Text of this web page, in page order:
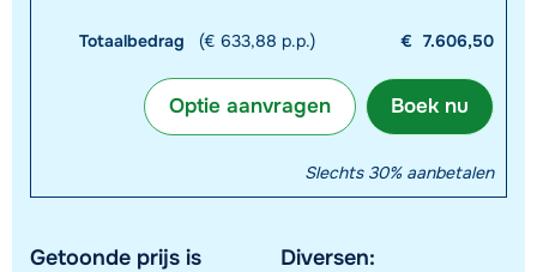
Totaalbedrag (€ 633,88 p.p.) € 7.606,50
Boek nu
Optie aanvragen
Slechts 30% aanbetalen
Getoonde prijs is
Diversen: